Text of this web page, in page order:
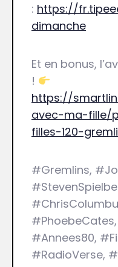
: https://
dimanche
Et en bonus,
!
https://
avec-ma-fille/
filles-120-
#Gremlins,
#Annees80,
#RadioVerse,